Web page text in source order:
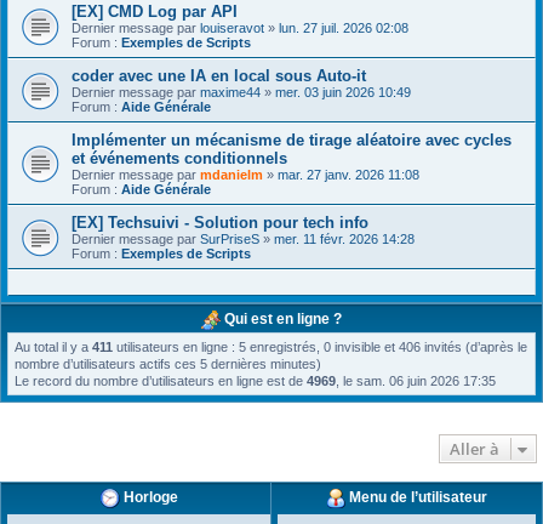
[EX] CMD Log par API
Dernier message par louiseravot » lun. 27 juil. 2026 02:08
Forum : Exemples de Scripts
coder avec une IA en local sous Auto-it
Dernier message par maxime44 » mer. 03 juin 2026 10:49
Forum : Aide Générale
Implémenter un mécanisme de tirage aléatoire avec cycles
et événements conditionnels
Dernier message par mdanielm » mar. 27 janv. 2026 11:08
Forum : Aide Générale
[EX] Techsuivi - Solution pour tech info
Dernier message par SurPriseS » mer. 11 févr. 2026 14:28
Forum : Exemples de Scripts
Qui est en ligne ?
Au total il y a 411 utilisateurs en ligne : 5 enregistrés, 0 invisible et 406 invités (d’après le
nombre d’utilisateurs actifs ces 5 dernières minutes)
Le record du nombre d’utilisateurs en ligne est de 4969 , le sam. 06 juin 2026 17:35
Aller à
Horloge Menu de l’utilisateur